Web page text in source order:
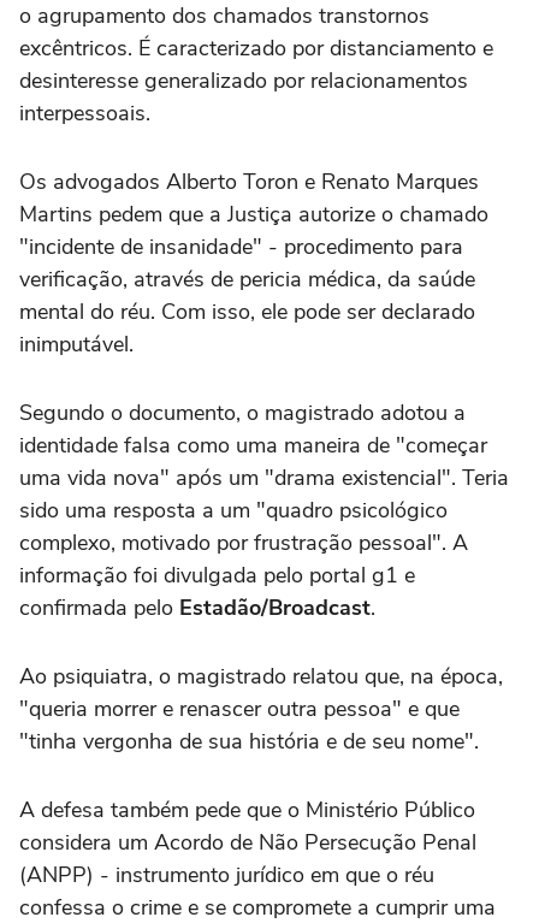
o agrupamento dos chamados transtornos
excêntricos. É caracterizado por distanciamento e
desinteresse generalizado por relacionamentos
interpessoais.
Os advogados Alberto Toron e Renato Marques
Martins pedem que a Justiça autorize o chamado
"incidente de insanidade" - procedimento para
verificação, através de pericia médica, da saúde
mental do réu. Com isso, ele pode ser declarado
inimputável.
Segundo o documento, o magistrado adotou a
identidade falsa como uma maneira de "começar
uma vida nova" após um "drama existencial". Teria
sido uma resposta a um "quadro psicológico
complexo, motivado por frustração pessoal". A
informação foi divulgada pelo portal g1 e
confirmada pelo Estadão/Broadcast.
Ao psiquiatra, o magistrado relatou que, na época,
"queria morrer e renascer outra pessoa" e que
"tinha vergonha de sua história e de seu nome".
A defesa também pede que o Ministério Público
considera um Acordo de Não Persecução Penal
(ANPP) - instrumento jurídico em que o réu
confessa o crime e se compromete a cumprir uma